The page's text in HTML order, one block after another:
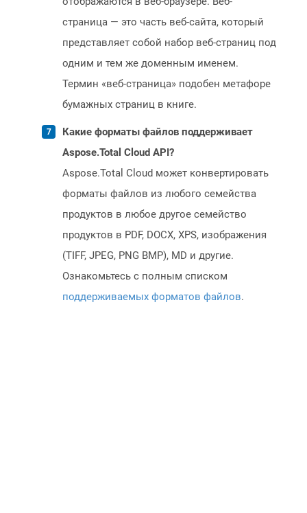
страница — это часть веб-сайта, который
представляет собой набор веб-страниц под
одним и тем же доменным именем.
Термин «веб-страница» подобен метафоре
бумажных страниц в книге.
Какие форматы файлов поддерживает
Aspose.Total Cloud API?
Aspose.Total Cloud может конвертировать
форматы файлов из любого семейства
продуктов в любое другое семейство
продуктов в PDF, DOCX, XPS, изображения
(TIFF, JPEG, PNG BMP), MD и другие.
Ознакомьтесь с полным списком
поддерживаемых форматов файлов.